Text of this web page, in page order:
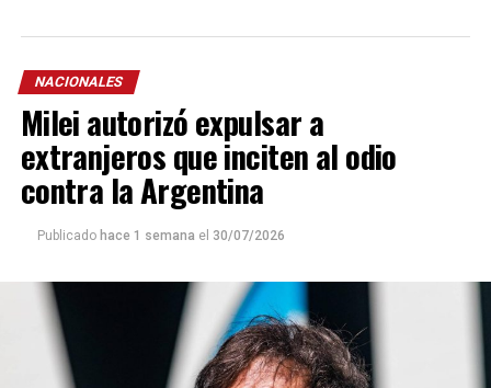
NACIONALES
Milei autorizó expulsar a
extranjeros que inciten al odio
contra la Argentina
Publicado hace 1 semana el 30/07/2026